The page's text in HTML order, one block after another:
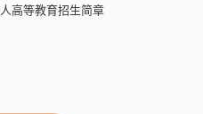
高等教育招生简章